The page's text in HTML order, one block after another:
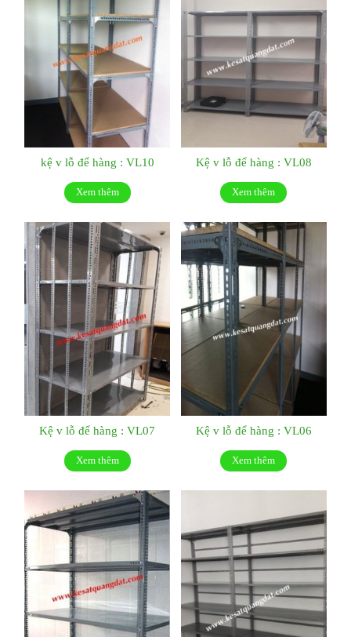
kệ v lỗ để hàng : VL10
Xem thêm
Kệ v lỗ để hàng : VL08
Xem thêm
Kệ v lỗ để hàng : VL07
Xem thêm
Kệ v lỗ để hàng : VL06
Xem thêm